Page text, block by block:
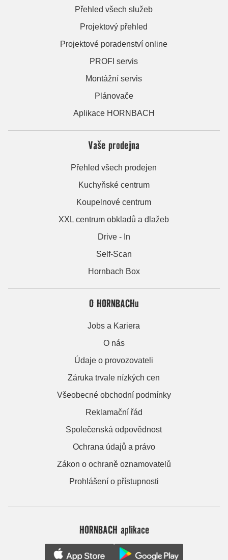
Přehled všech služeb
Projektový přehled
Projektové poradenství online
PROFI servis
Montážní servis
Plánovače
Aplikace HORNBACH
Vaše prodejna
Přehled všech prodejen
Kuchyňské centrum
Koupelnové centrum
XXL centrum obkladů a dlažeb
Drive - In
Self-Scan
Hornbach Box
O HORNBACHu
Jobs a Kariera
O nás
Údaje o provozovateli
Záruka trvale nízkých cen
Všeobecné obchodní podmínky
Reklamační řád
Společenská odpovědnost
Ochrana údajů a právo
Zákon o ochraně oznamovatelů
Prohlášení o přístupnosti
HORNBACH aplikace